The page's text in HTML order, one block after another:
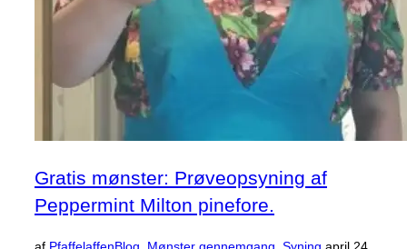
Gratis mønster: Prøveopsyning af
Peppermint Milton pinefore.
af PfaffelaffenBlog Mønster gennemgang Syning Udgivet
april 24,